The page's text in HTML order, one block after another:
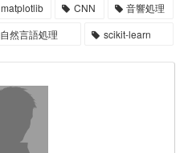
matplotlib CNN
音響処理
自然言語処理 scikit-learn